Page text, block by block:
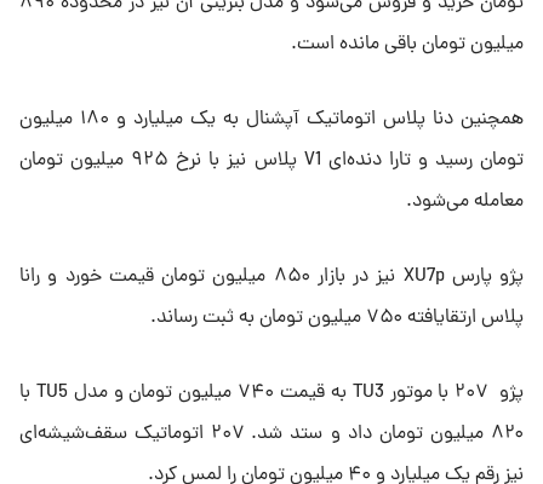
میلیون تومان باقی مانده است.
همچنین دنا پلاس اتوماتیک آپشنال به یک میلیارد و ۱۸۰ میلیون
تومان رسید و تارا دنده‌ای V1 پلاس نیز با نرخ ۹۲۵ میلیون تومان
معامله می‌شود.
پژو پارس XU7p نیز در بازار ۸۵۰ میلیون تومان قیمت خورد و رانا
پلاس ارتقایافته ۷۵۰ میلیون تومان به ثبت رساند.
پژو ۲۰۷ با موتور TU3 به قیمت ۷۴۰ میلیون تومان و مدل TU5 با
۸۲۰ میلیون تومان داد و ستد شد. ۲۰۷ اتوماتیک سقف‌شیشه‌ای
نیز رقم یک میلیارد و ۴۰ میلیون تومان را لمس کرد.